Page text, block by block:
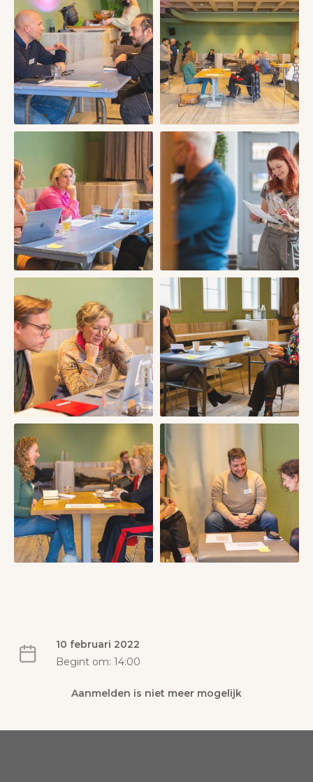
10 februari 2022
Begint om: 14:00
Aanmelden is niet meer mogelijk